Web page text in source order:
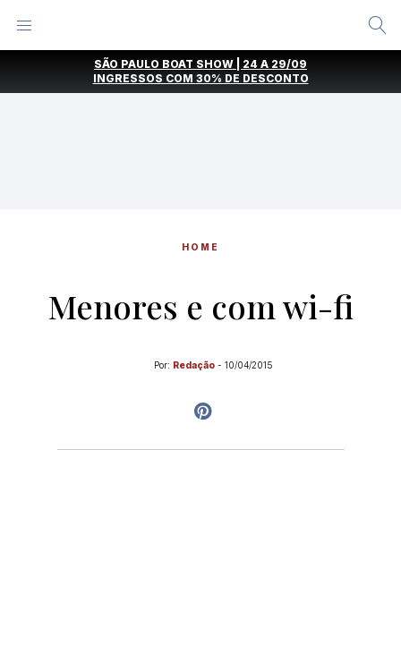
SÃO PAULO BOAT SHOW | 24 A 29/09
INGRESSOS COM 30% DE DESCONTO
HOME
Menores e com wi-fi
Por: Redação - 10/04/2015